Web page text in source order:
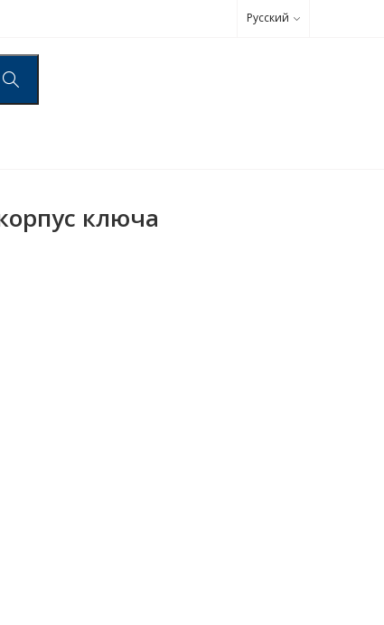
Русский
ключа